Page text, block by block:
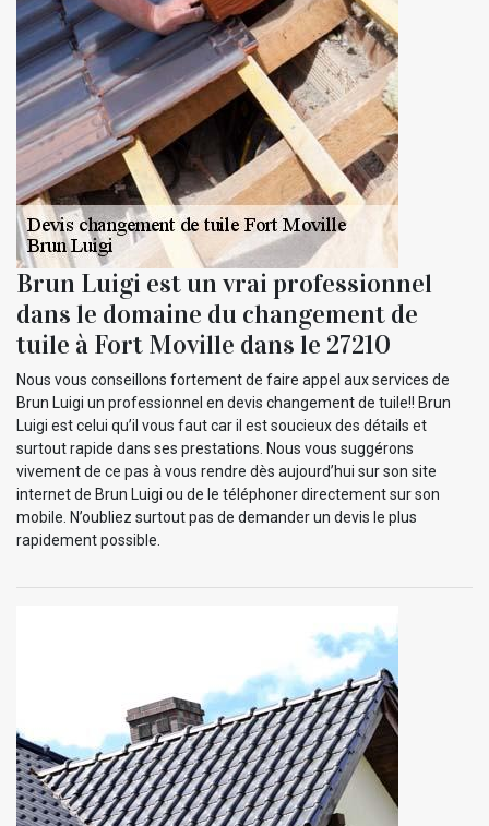
Brun Luigi est un vrai professionnel
dans le domaine du changement de
tuile à Fort Moville dans le 27210
Nous vous conseillons fortement de faire appel aux services de
Brun Luigi un professionnel en devis changement de tuile!! Brun
Luigi est celui qu’il vous faut car il est soucieux des détails et
surtout rapide dans ses prestations. Nous vous suggérons
vivement de ce pas à vous rendre dès aujourd’hui sur son site
internet de Brun Luigi ou de le téléphoner directement sur son
mobile. N’oubliez surtout pas de demander un devis le plus
rapidement possible.